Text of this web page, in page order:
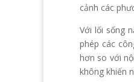
cảnh các
Với lối sống
phép các
hơn so với
không khiến